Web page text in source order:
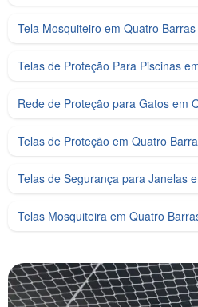
Tela Mosquiteiro em Quatro Barras
Telas de Proteção Para Piscinas
Rede de Proteção para Gatos em
Telas de Proteção em Quatro
Telas de Segurança para Janelas
Telas Mosquiteira em Quatro